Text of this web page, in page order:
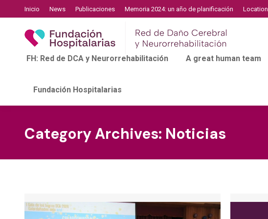
Inicio News Publicaciones Memoria 2024: un año de planificación Location
FH: Red de DCA y Neurorrehabilitación A great human team
Fundación Hospitalarias
Category Archives: Noticias